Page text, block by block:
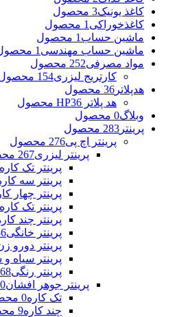
کاغذ یونیک3 محصول
کاغذخوراکی 1 محصول
ماشین حساب 1 محصول
ماشین حساب مهندسی 1 محصول
مواد مصرفی252 محصول
کارتریج لیزری154 محصول
هدپلاتر 36 محصول
هد پلاتر HP 36 محصول
وبلاگ0 محصول
پرینتر 283 محصول
پرینتر اچ پی276 محصول
پرینتر لیزری267 محصول
پرینتر تک کاره
پرینتر سه
پرینتر چهار
پرینتر تک
پرینتر چند
پرینتر خانگی86
پرینتر دورو
پرینتر سیاه
پرینتر رنگی68 محصول
پرینتر جوهر افشان10
تک کاره0 محصول
چند کاره9 محصول